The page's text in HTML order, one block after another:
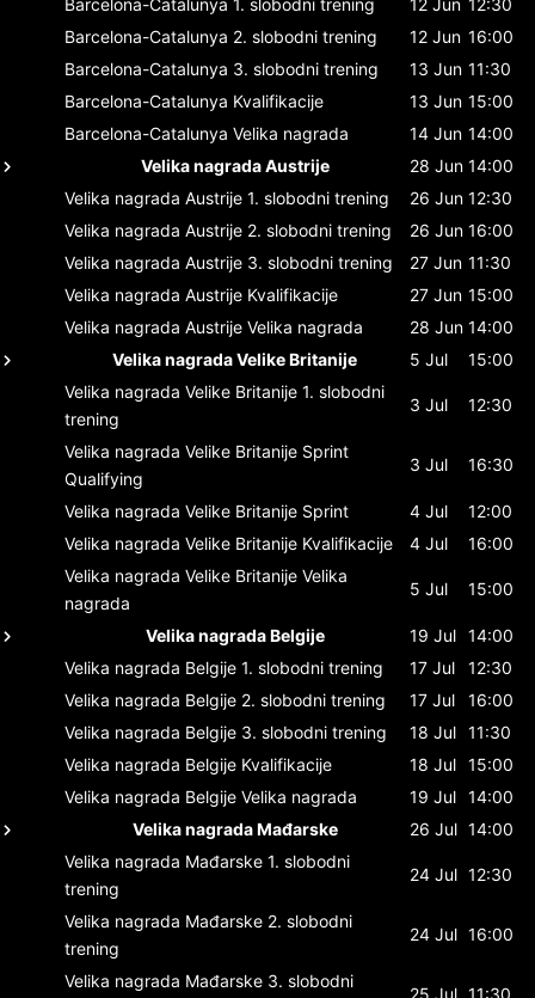
Barcelona-Catalunya 2. slobodni trening 12 Jun 16:00
Barcelona-Catalunya 3. slobodni trening 13 Jun 11:30
Barcelona-Catalunya Kvalifikacije 13 Jun 15:00
Barcelona-Catalunya Velika nagrada 14 Jun 14:00
Velika nagrada Austrije
28 Jun 14:00
Velika nagrada Austrije 1. slobodni trening 26 Jun 12:30
Velika nagrada Austrije 2. slobodni trening 26 Jun 16:00
Velika nagrada Austrije 3. slobodni trening 27 Jun 11:30
Velika nagrada Austrije Kvalifikacije 27 Jun 15:00
Velika nagrada Austrije Velika nagrada 28 Jun 14:00
Velika nagrada Velike Britanije
5 Jul
15:00
Velika nagrada Velike Britanije 1. slobodni
trening
3 Jul 12:30
Velika nagrada Velike Britanije Sprint
Qualifying
3 Jul 16:30
Velika nagrada Velike Britanije Sprint 4 Jul
12:00
Velika nagrada Velike Britanije Kvalifikacije 4 Jul
16:00
Velika nagrada Velike Britanije Velika
nagrada
5 Jul 15:00
Velika nagrada Belgije 19 Jul 14:00
Velika nagrada Belgije 1. slobodni trening 17 Jul
12:30
Velika nagrada Belgije 2. slobodni trening 17 Jul
16:00
Velika nagrada Belgije 3. slobodni trening 18 Jul 11:30
Velika nagrada Belgije Kvalifikacije 18 Jul 15:00
Velika nagrada Belgije Velika nagrada 19 Jul 14:00
Velika nagrada Mađarske
26 Jul 14:00
Velika nagrada Mađarske 1. slobodni
trening
24 Jul 12:30
Velika nagrada Mađarske 2. slobodni
trening
24 Jul 16:00
Velika nagrada Mađarske 3. slobodni
25 Jul 11:30